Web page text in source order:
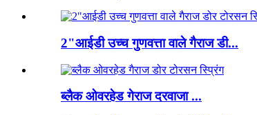
2"आईडी उच्च गुणवत्ता वाले गैराज डी...
ब्लैक ओवरहेड गेराज दरवाजा ...